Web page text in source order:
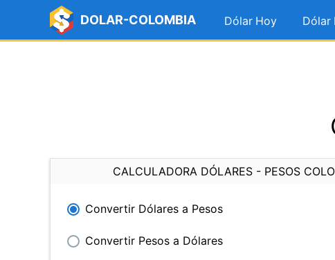
DOLAR-COLOMBIA Dólar Hoy Dólar
CALCULADORA DÓLARES - PESOS
Convertir Dólares a Pesos
Convertir Pesos a Dólares